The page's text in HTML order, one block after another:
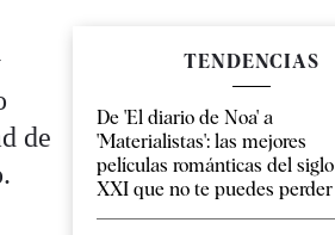
de
TENDENCIAS
De 'El diario de Noa' a
'Materialistas': las mejores
películas románticas del siglo
XXI que no te puedes perder